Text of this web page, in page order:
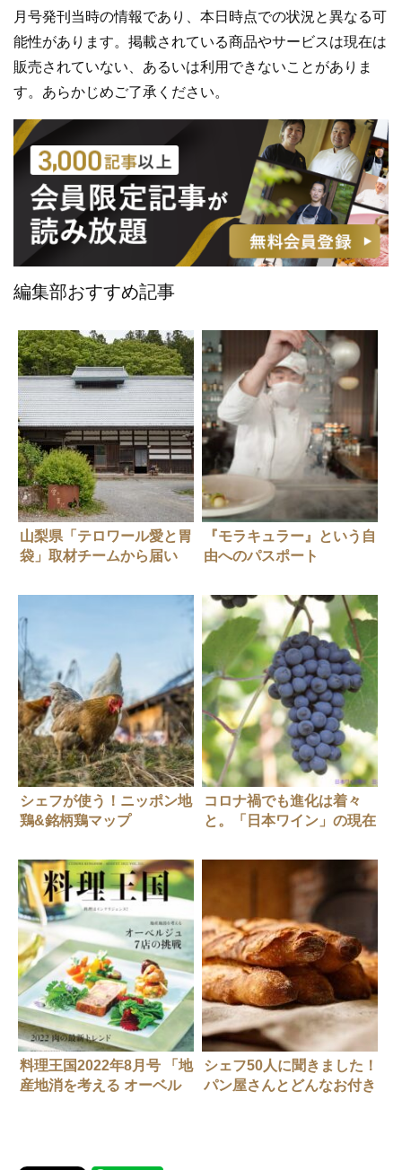
月号発刊当時の情報であり、本日時点での状況と異なる可
能性があります。掲載されている商品やサービスは現在は
販売されていない、あるいは利用できないことがありま
す。あらかじめご了承ください。
編集部おすすめ記事
山梨県「テロワール愛と胃
袋」取材チームから届い
『モラキュラー』という自
由へのパスポート
シェフが使う！ニッポン地
鶏&銘柄鶏マップ
コロナ禍でも進化は着々
と。「日本ワイン」の現在
料理王国2022年8月号 「地
産地消を考える オーベル
シェフ50人に聞きました！
パン屋さんとどんなお付き